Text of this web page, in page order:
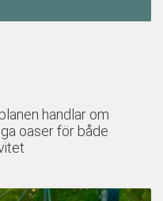
handlar om
oaser för både